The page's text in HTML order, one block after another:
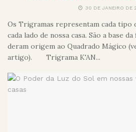
30 DE JANEIRO DE
Os Trigramas representam cada tipo
cada lado de nossa casa. São a base
deram origem ao Quadrado Mágico
artigo). Trigrama K'AN...